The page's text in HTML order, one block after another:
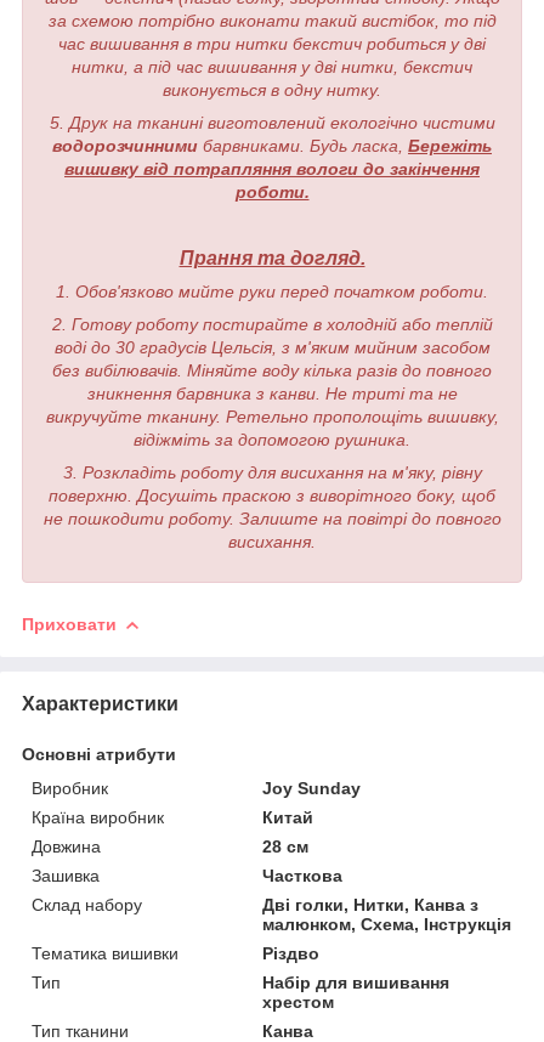
за схемою потрібно виконати такий вистібок, то під
час вишивання в три нитки бекстич робиться у дві
нитки, а під час вишивання у дві нитки, бекстич
виконується в одну нитку.
5. Друк на тканині виготовлений екологічно чистими
водорозчинними барвниками. Будь ласка, Бережіть
вишивку від потрапляння вологи до закінчення
роботи.
Прання та догляд.
1. Обов'язково мийте руки перед початком роботи.
2. Готову роботу постирайте в холодній або теплій
воді до 30 градусів Цельсія, з м'яким мийним засобом
без вибілювачів. Міняйте воду кілька разів до повного
зникнення барвника з канви. Не триті та не
викручуйте тканину. Ретельно прополощіть вишивку,
відіжміть за допомогою рушника.
3. Розкладіть роботу для висихання на м'яку, рівну
поверхню. Досушіть праскою з виворітного боку, щоб
не пошкодити роботу. Залиште на повітрі до повного
висихання.
Приховати
Характеристики
Основні атрибути
Виробник
Joy Sunday
Країна виробник
Китай
Довжина
28 см
Зашивка
Часткова
Склад набору
Дві голки, Нитки, Канва з
малюнком, Схема, Інструкція
Тематика вишивки
Різдво
Тип
Набір для вишивання
хрестом
Тип тканини
Канва